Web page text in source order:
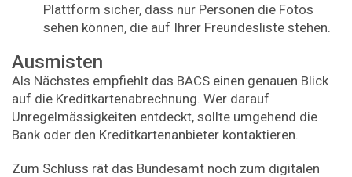
Plattform sicher, dass nur Personen die Fotos
sehen können, die auf Ihrer Freundesliste stehen.
Ausmisten
Als Nächstes empfiehlt das BACS einen genauen Blick
auf die Kreditkartenabrechnung. Wer darauf
Unregelmässigkeiten entdeckt, sollte umgehend die
Bank oder den Kreditkartenanbieter kontaktieren.
Zum Schluss rät das Bundesamt noch zum digitalen